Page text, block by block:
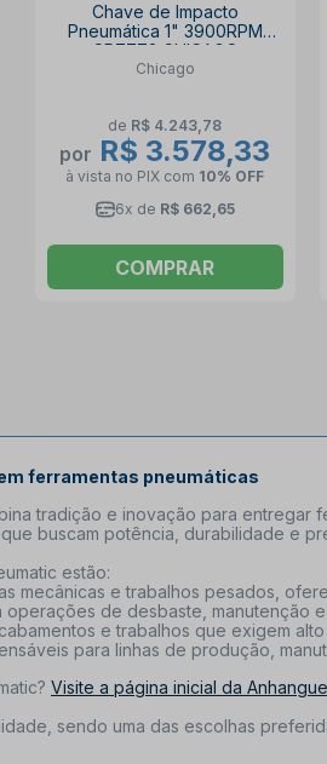
Chave de Impacto
Pneumática 1" 3900RPM
CP7773 CHICAGO
Chicago
de R$ 4.243,78
por R$ 3.578,33
à vista no PIX com 10% OFF
6x de R$ 662,65
COMPRAR
ferramentas pneumáticas
tradição e inovação para
buscam potência, durabilidade e
estão:
mecânicas e trabalhos pesados,
de desbaste, manutenção e
e trabalhos que exigem
para linhas de produção,
Visite a página inicial da
sendo uma das escolhas